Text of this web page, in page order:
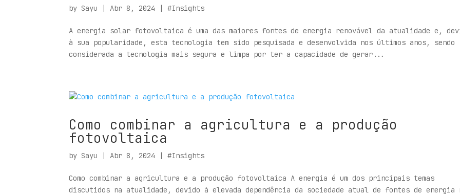
by Sayu | Abr 8, 2024 |#Insights
A energia solar fotovoltaica é uma das maiores fontes de energia renovável da atualidade e,
à sua popularidade, esta tecnologia tem sido pesquisada e desenvolvida nos últimos anos, sendo
considerada a tecnologia mais segura e limpa por ter a capacidade de gerar...
Como combinar a agricultura e a produção
fotovoltaica
by Sayu | Abr 8, 2024 |#Insights
Como combinar a agricultura e a produção fotovoltaica A energia é um dos principais temas
discutidos na atualidade, devido à elevada dependência da sociedade atual de fontes de energia